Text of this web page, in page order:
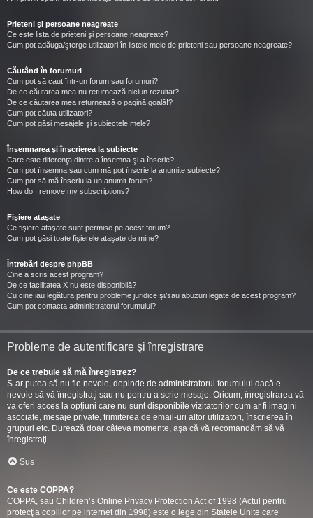
Prieteni şi persoane neagreate
Ce este lista de prieteni şi persoane neagreate?
Cum pot adăuga/şterge utilizatori în listele mele de prieteni sau persoane neagreate?
Căutând în forumuri
Cum pot să caut într-un forum sau forumuri?
De ce căutarea mea nu returnează niciun rezultat?
De ce căutarea mea returnează o pagină goală!?
Cum pot căuta utilizatori?
Cum pot găsi mesajele şi subiectele mele?
Însemnarea şi înscrierea la subiecte
Care este diferenţa dintre a însemna şi a înscrie?
Cum pot însemna sau cum mă pot înscrie la anumite subiecte?
Cum pot să mă înscriu la un anumit forum?
How do I remove my subscriptions?
Fişiere ataşate
Ce fişiere ataşate sunt permise pe acest forum?
Cum pot găsi toate fişierele ataşate de mine?
Întrebări despre phpBB
Cine a scris acest program?
De ce facilitatea X nu este disponibilă?
Cu cine iau legătura pentru probleme juridice şi/sau abuzuri legate de acest program?
Cum pot contacta administratorul forumului?
Probleme de autentificare şi înregistrare
De ce trebuie să mă înregistrez?
S-ar putea să nu fie nevoie, depinde de administratorul forumului dacă e
nevoie să vă înregistraţi sau nu pentru a scrie mesaje. Oricum, înregistrarea vă
va oferi acces la opţiuni care nu sunt disponibile vizitatorilor cum ar fi imagini
asociate, mesaje private, trimiterea de email-uri altor utilizatori, înscrierea în
grupuri etc. Durează doar câteva momente, aşa că vă recomandăm să vă
înregistraţi.
Sus
Ce este COPPA?
COPPA, sau Children’s Online Privacy Protection Act of 1998 (Actul pentru
protecţia copiilor pe internet din 1998) este o lege din Statele Unite care